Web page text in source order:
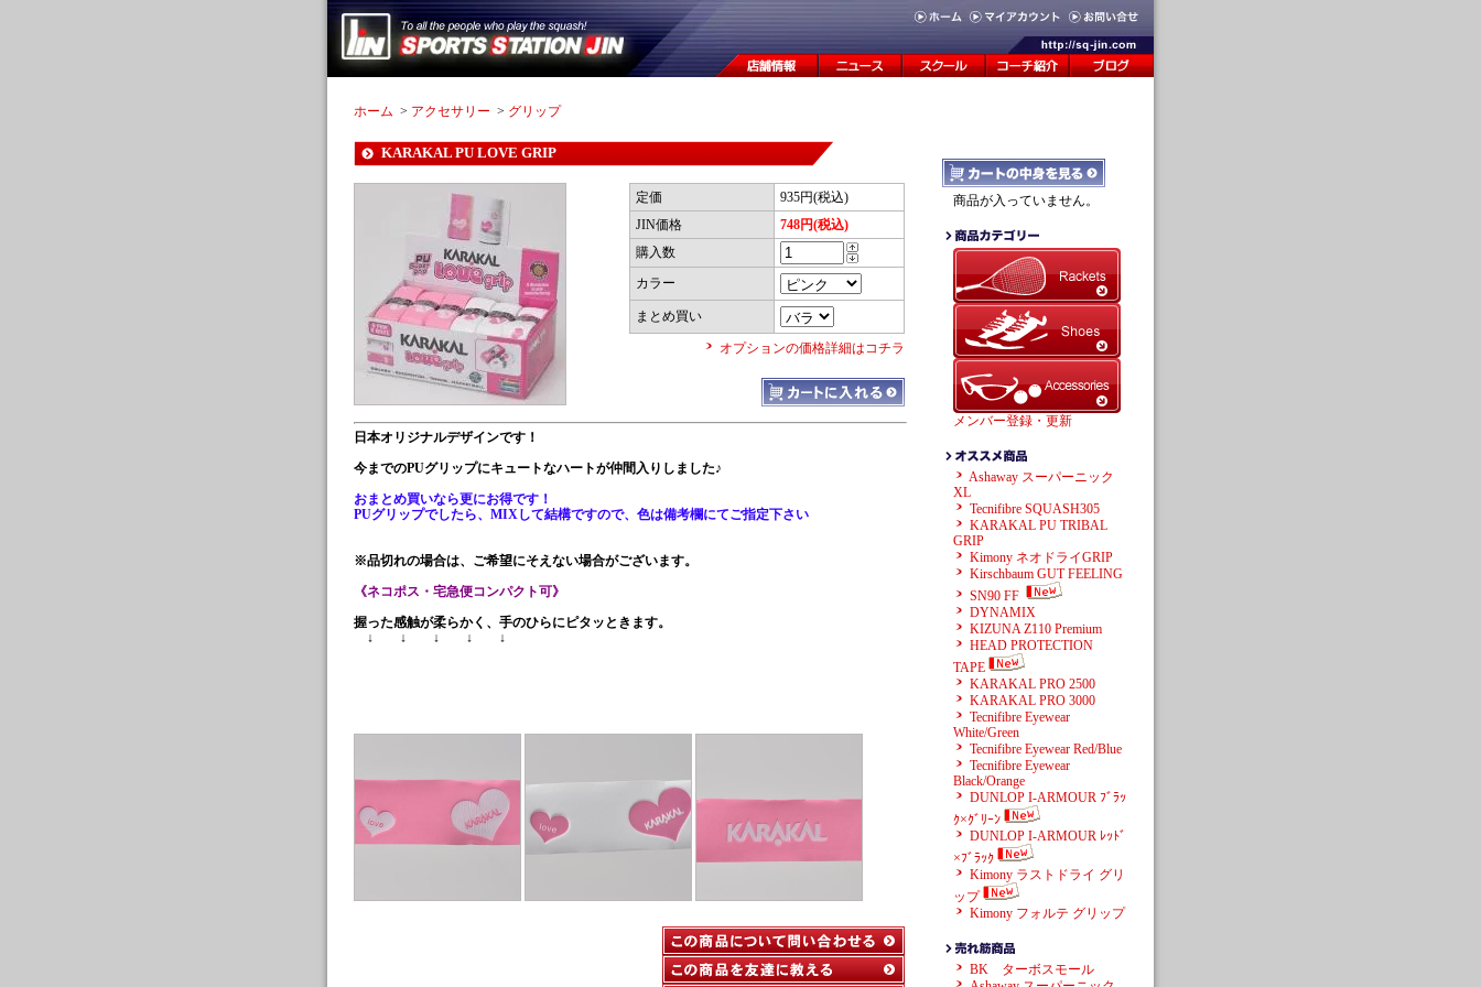
ホーム > アクセサリー > グリップ
KARAKAL PU LOVE GRIP
定価
935円(税込)
JIN価格
748円(税込)
購入数
カラー
まとめ買い
オプションの価格詳細はコチラ
日本オリジナルデザインです！
今までのPUグリップにキュートなハートが仲間入りしました♪
おまとめ買いなら更にお得です！
PUグリップでしたら、MIXして結構ですので、色は備考欄にてご指定下さい
※品切れの場合は、ご希望にそえない場合がございます。
《ネコポス・宅急便コンパクト可》
握った感触が柔らかく、手のひらにピタッときます。
↓ ↓ ↓ ↓ ↓
商品が入っていません。
メンバー登録・更新
Ashaway スーパーニック
XL
Tecnifibre SQUASH305
KARAKAL PU TRIBAL
GRIP
Kimony ネオドライGRIP
Kirschbaum GUT FEELING
SN90 FF
DYNAMIX
KIZUNA Z110 Premium
HEAD PROTECTION
TAPE
KARAKAL PRO 2500
KARAKAL PRO 3000
Tecnifibre Eyewear
White/Green
Tecnifibre Eyewear Red/Blue
Tecnifibre Eyewear
Black/Orange
DUNLOP I-ARMOUR ﾌﾞﾗｯ
ｸ×ｸﾞﾘｰﾝ
DUNLOP I-ARMOUR ﾚｯﾄﾞ
×ﾌﾞﾗｯｸ
Kimony ラストドライ グリ
ップ
Kimony フォルテ グリップ
BK ターボスモール